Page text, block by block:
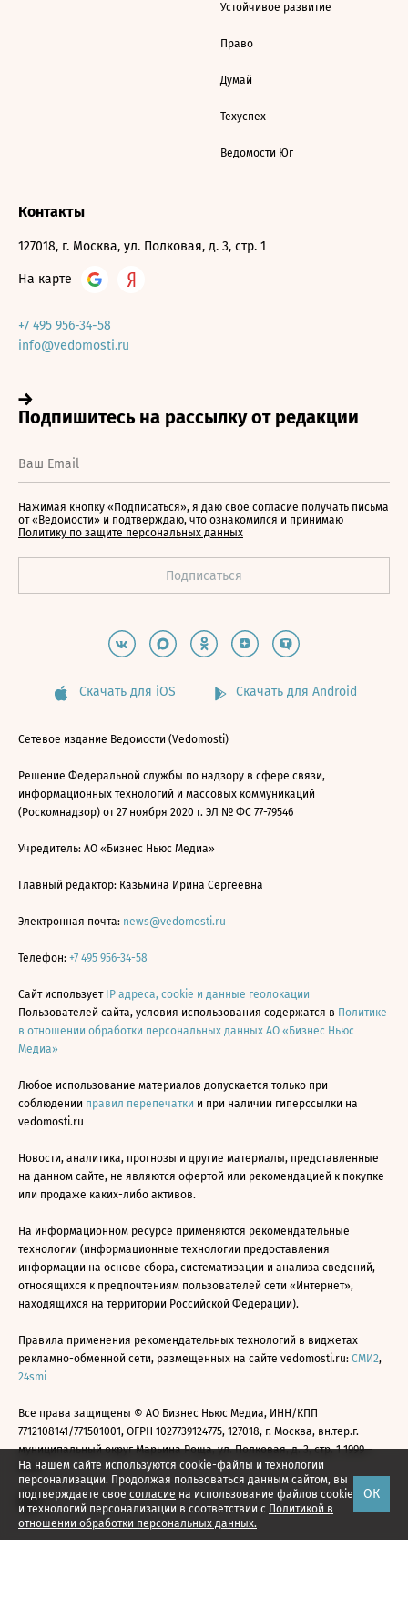
На нашем сайте используются cookie-файлы и технологии
персонализации. Продолжая пользоваться данным сайтом, вы
подтверждаете свое согласие на использование файлов cookie
и технологий персонализации в соответствии с Политикой в
отношении обработки персональных данных.
ОК
Устойчивое развитие
Право
Думай
Техуспех
Ведомости Юг
Контакты
127018, г. Москва, ул. Полковая, д. 3, стр. 1
На карте
+7 495 956-34-58
info@vedomosti.ru
Нажимая кнопку «Подписаться», я даю свое согласие получать письма
от «Ведомости» и подтверждаю, что ознакомился и принимаю
Политику по защите персональных данных
Скачать для iOS Скачать для Android
Сетевое издание Ведомости (Vedomosti)
Решение Федеральной службы по надзору в сфере связи,
информационных технологий и массовых коммуникаций
(Роскомнадзор) от 27 ноября 2020 г. ЭЛ № ФС 77-79546
Учредитель: АО «Бизнес Ньюс Медиа»
Главный редактор: Казьмина Ирина Сергеевна
Электронная почта: news@vedomosti.ru
Телефон: +7 495 956-34-58
Сайт использует IP адреса, cookie и данные геолокации
Пользователей сайта, условия использования содержатся в Политике
в отношении обработки персональных данных АО «Бизнес Ньюс
Медиа»
Любое использование материалов допускается только при
соблюдении правил перепечатки и при наличии гиперссылки на
vedomosti.ru
Новости, аналитика, прогнозы и другие материалы, представленные
на данном сайте, не являются офертой или рекомендацией к покупке
или продаже каких-либо активов.
На информационном ресурсе применяются рекомендательные
технологии (информационные технологии предоставления
информации на основе сбора, систематизации и анализа сведений,
относящихся к предпочтениям пользователей сети «Интернет»,
находящихся на территории Российской Федерации).
Правила применения рекомендательных технологий в виджетах
рекламно-обменной сети, размещенных на сайте vedomosti.ru: СМИ2,
24smi
Все права защищены © АО Бизнес Ньюс Медиа, ИНН/КПП
7712108141/771501001, ОГРН 1027739124775, 127018, г. Москва, вн.тер.г.
муниципальный округ Марьина Роща, ул. Полковая, д. 3, стр. 1 1999—
2026